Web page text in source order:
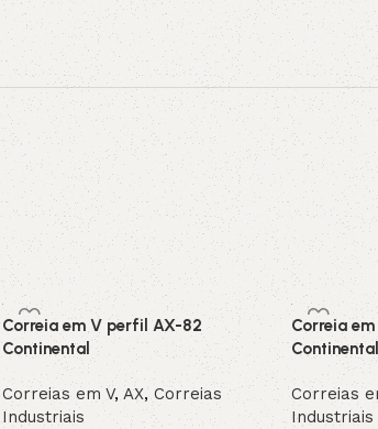
Correia em V perfil AX-82
Continental
Correias em V, AX,Correias
Industriais
Correia
Continental
Correias
Industriais